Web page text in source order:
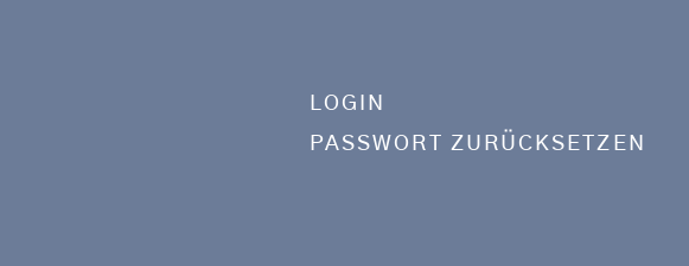
LOGIN
PASSWORT ZURÜCKSETZEN